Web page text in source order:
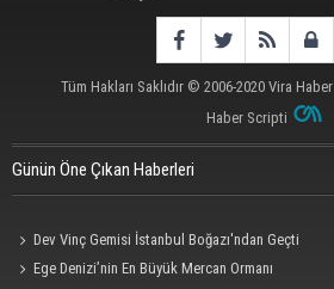
Tüm Hakları Saklıdır © 2006-2020 Vira Haber
Haber Scripti
Günün Öne Çıkan Haberleri
Dev Vinç Gemisi İstanbul Boğazı'ndan Geçti
Ege Denizi’nin En Büyük Mercan Ormanı